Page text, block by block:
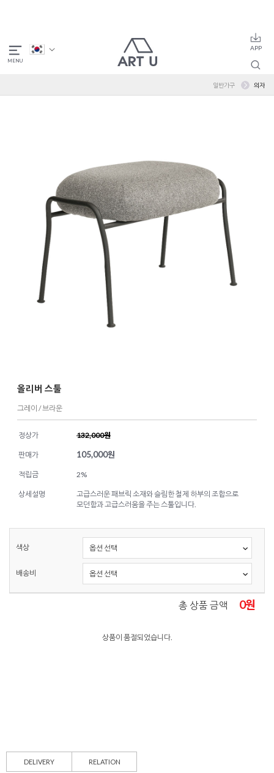
일반가구 의자
올리버 스툴
그레이 / 브라운
정상가 132,000원
판매가 105,000원
적립금 2%
상세설명
고급스러운 패브릭 소재와 슬림한 철제 하부의 조합으로
모던함과 고급스러움을 주는 스툴입니다.
색상
배송비
총 상품 금액 0원
상품이 품절되었습니다.
DELIVERY RELATION